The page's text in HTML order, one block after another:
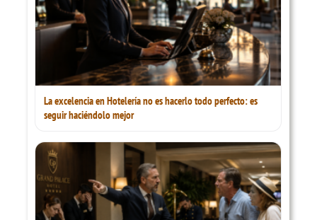
La excelencia en Hotelería no es hacerlo todo perfecto: es
seguir haciéndolo mejor